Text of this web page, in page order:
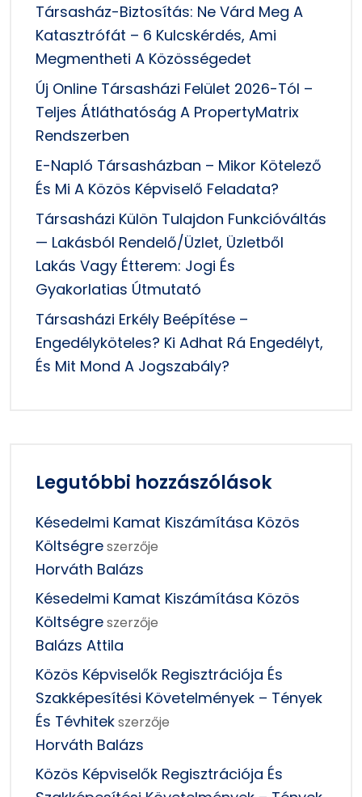
Társasház-Biztosítás: Ne Várd Meg A
Katasztrófát – 6 Kulcskérdés, Ami
Megmentheti A Közösségedet
Új Online Társasházi Felület 2026-Tól –
Teljes Átláthatóság A PropertyMatrix
Rendszerben
E-Napló Társasházban – Mikor Kötelező
És Mi A Közös Képviselő Feladata?
Társasházi Külön Tulajdon Funkcióváltás
— Lakásból Rendelő/üzlet, Üzletből
Lakás Vagy Étterem: Jogi És
Gyakorlatias Útmutató
Társasházi Erkély Beépítése –
Engedélyköteles? Ki Adhat Rá Engedélyt,
És Mit Mond A Jogszabály?
Legutóbbi hozzászólások
Késedelmi Kamat Kiszámítása Közös
Költségreszerzője
Horváth Balázs
Késedelmi Kamat Kiszámítása Közös
Költségreszerzője
Balázs Attila
Közös Képviselők Regisztrációja És
Szakképesítési Követelmények – Tények
És Tévhitekszerzője
Horváth Balázs
Közös Képviselők Regisztrációja És